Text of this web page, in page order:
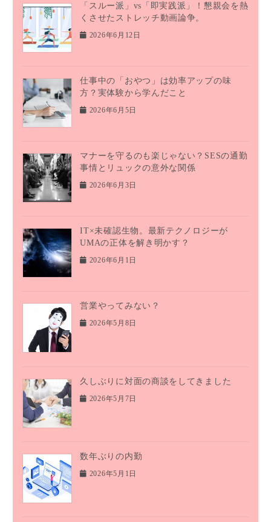
「スルー派」vs「即実践派」！懇親会を熱
くさせたストレッチ動画論争。
2026年6月12日
仕事中の「おやつ」は効率アップの味
方？実体験から学んだこと
2026年6月5日
マナーを守るのも楽じゃない？SESの通勤
事情とリュックの意外な関係
2026年6月3日
IT×未確認生物。最新テクノロジーが
UMAの正体を解き明かす？
2026年6月1日
営業やってみない？
2026年5月8日
久しぶりに対面の商談をしてきました
2026年5月7日
数年ぶりの内勤
2026年5月1日